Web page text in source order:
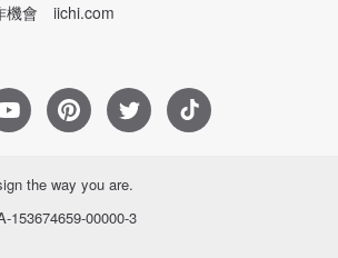
機會 iichi.com
the way you are.
153674659-00000-3